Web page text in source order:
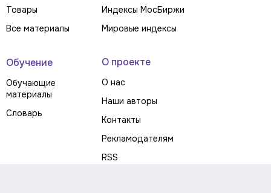
Товары
Все материалы
Индексы МосБиржи
Мировые индексы
Обучение
Обучающие
материалы
Словарь
О проекте
О нас
Наши авторы
Контакты
Рекламодателям
RSS